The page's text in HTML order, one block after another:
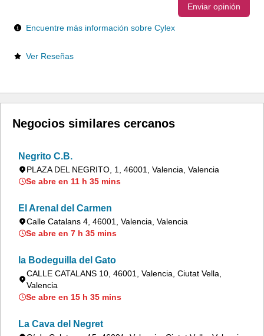
Enviar opinión
Encuentre más información sobre Cylex
Ver Reseñas
Negocios similares cercanos
Negrito C.B.
PLAZA DEL NEGRITO, 1, 46001, Valencia, Valencia
Se abre en 11 h 35 mins
El Arenal del Carmen
Calle Catalans 4, 46001, Valencia, Valencia
Se abre en 7 h 35 mins
la Bodeguilla del Gato
CALLE CATALANS 10, 46001, Valencia, Ciutat Vella,
Valencia
Se abre en 15 h 35 mins
La Cava del Negret